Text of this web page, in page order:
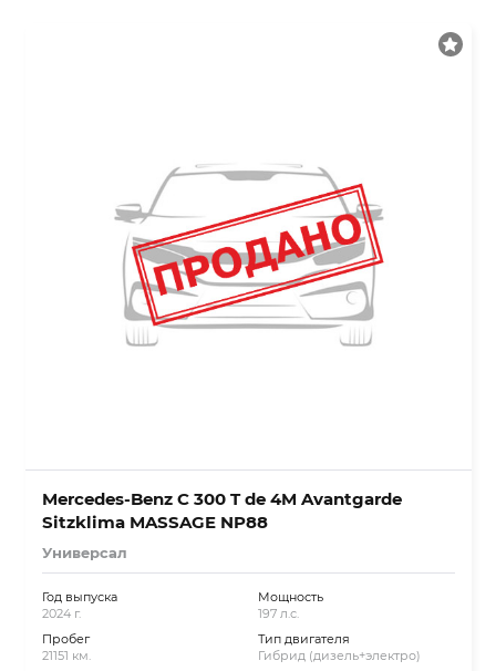
Mercedes-Benz C 300 T de 4M Avantgarde
Sitzklima MASSAGE NP88
Универсал
Год выпуска
2024 г.
Пробег
21151 км.
Мощность
197 л.с.
Тип двигателя
Гибрид (дизель+электро)